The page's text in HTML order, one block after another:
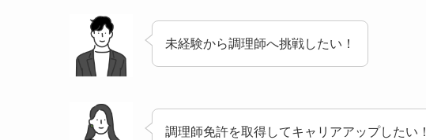
未経験から調理師へ挑戦したい！
調理師免許を取得してキャリアアップしたい！